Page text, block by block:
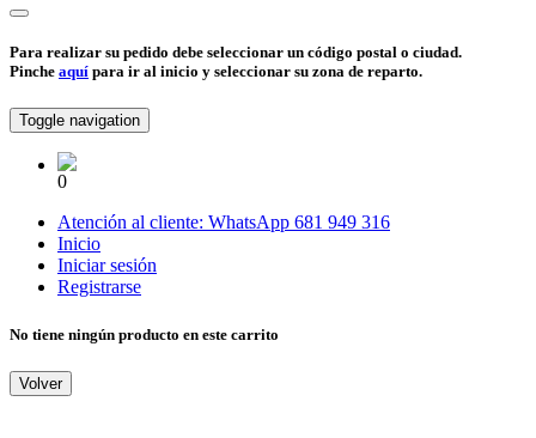
Para realizar su pedido debe seleccionar un código postal o ciudad.
Pinche aquí para ir al inicio y seleccionar su zona de reparto.
Toggle navigation
0
Atención al cliente: WhatsApp 681 949 316
Inicio
Iniciar sesión
Registrarse
No tiene ningún producto en este carrito
Volver